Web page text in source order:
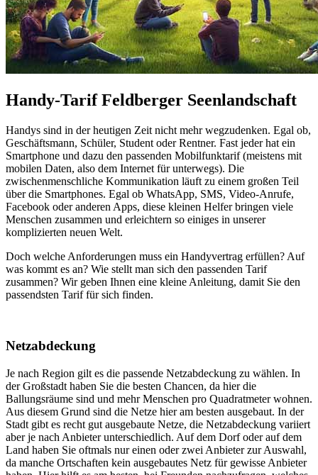
Handy-Tarif Feldberger Seenlandschaft
Handys sind in der heutigen Zeit nicht mehr wegzudenken. Egal ob,
Geschäftsmann, Schüler, Student oder Rentner. Fast jeder hat ein
Smartphone und dazu den passenden Mobilfunktarif (meistens mit
mobilen Daten, also dem Internet für unterwegs). Die
zwischenmenschliche Kommunikation läuft zu einem großen Teil
über die Smartphones. Egal ob WhatsApp, SMS, Video-Anrufe,
Facebook oder anderen Apps, diese kleinen Helfer bringen viele
Menschen zusammen und erleichtern so einiges in unserer
komplizierten neuen Welt.
Doch welche Anforderungen muss ein Handyvertrag erfüllen? Auf
was kommt es an? Wie stellt man sich den passenden Tarif
zusammen? Wir geben Ihnen eine kleine Anleitung, damit Sie den
passendsten Tarif für sich finden.
Netzabdeckung
Je nach Region gilt es die passende Netzabdeckung zu wählen. In
der Großstadt haben Sie die besten Chancen, da hier die
Ballungsräume sind und mehr Menschen pro Quadratmeter wohnen.
Aus diesem Grund sind die Netze hier am besten ausgebaut. In der
Stadt gibt es recht gut ausgebaute Netze, die Netzabdeckung variiert
aber je nach Anbieter unterschiedlich. Auf dem Dorf oder auf dem
Land haben Sie oftmals nur einen oder zwei Anbieter zur Auswahl,
da manche Ortschaften kein ausgebautes Netz für gewisse Anbieter